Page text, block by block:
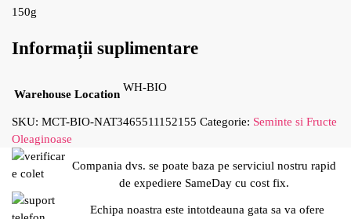
150g
Informații suplimentare
Warehouse Location
WH-BIO
SKU: MCT-BIO-NAT3465511152155 Categorie: Seminte si Fructe
Oleaginoase
Compania dvs. se poate baza pe serviciul nostru rapid
de expediere SameDay cu cost fix.
Echipa noastra este intotdeauna gata sa va ofere